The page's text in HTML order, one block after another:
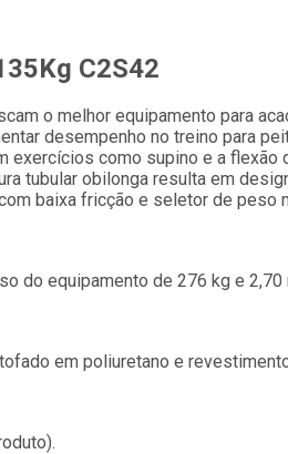
C2S42
o melhor equipamento para
desempenho no treino para
exercícios como supino e a flexão
tubular obilonga resulta em
baixa fricção e seletor de peso
do equipamento de 276 kg e 2,70
em poliuretano e